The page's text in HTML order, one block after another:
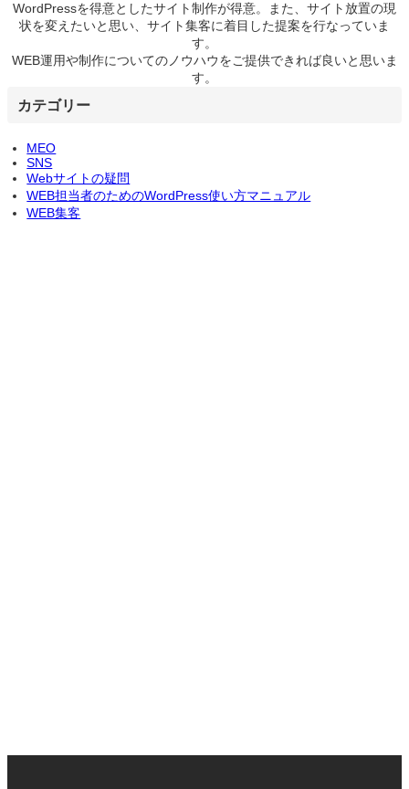
WordPressを得意としたサイト制作が得意。また、サイト放置の現
状を変えたいと思い、サイト集客に着目した提案を行なっていま
す。
WEB運用や制作についてのノウハウをご提供できれば良いと思いま
す。
カテゴリー
MEO
SNS
Webサイトの疑問
WEB担当者のためのWordPress使い方マニュアル
WEB集客